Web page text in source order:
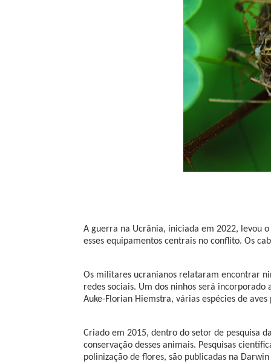
A guerra na Ucrânia, iniciada em 2022, levou
esses equipamentos centrais no conflito. Os
Os militares ucranianos relataram encontrar
redes sociais. Um dos ninhos será
Auke-Florian Hiemstra, várias espécies de
Criado em 2015, dentro do setor de pesquisa
conservação desses animais. Pesquisas
polinização de flores, são publicadas na